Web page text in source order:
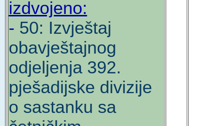
izdvojeno:
- 50: Izvještaj
obavještajnog
odjeljenja 392.
pješadijske divizije
o sastanku sa